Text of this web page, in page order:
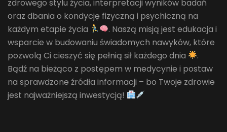
zdrowego stylu życia, interpretacji wyników badań
oraz dbania o kondycję fizyczną i psychiczną na
każdym etapie życia
. Naszą misją jest edukacja i
wsparcie w budowaniu świadomych nawyków, które
pozwolą Ci cieszyć się pełnią sił każdego dnia
.
Bądź na bieżąco z postępem w medycynie i postaw
na sprawdzone źródła informacji – bo Twoje zdrowie
jest najważniejszą inwestycją!